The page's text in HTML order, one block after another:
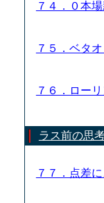
７４．０本
７５．ベタ
７６．ロー
ラス前の思
７７．点差